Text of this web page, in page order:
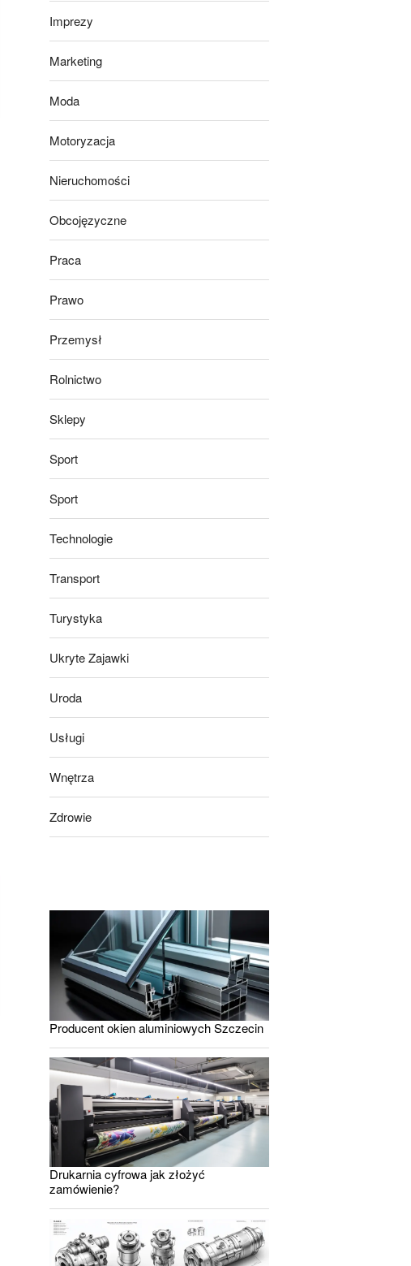
Imprezy
Marketing
Moda
Motoryzacja
Nieruchomości
Obcojęzyczne
Praca
Prawo
Przemysł
Rolnictwo
Sklepy
Sport
Sport
Technologie
Transport
Turystyka
Ukryte Zajawki
Uroda
Usługi
Wnętrza
Zdrowie
Producent okien aluminiowych Szczecin
Drukarnia cyfrowa jak złożyć
zamówienie?